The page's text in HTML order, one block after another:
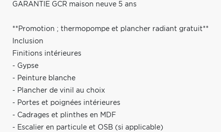
GARANTIE GCR maison neuve 5 ans
**Promotion ; thermopompe et plancher radiant gratuit**
Inclusion
Finitions intérieures
- Gypse
- Peinture blanche
- Plancher de vinil au choix
- Portes et poignées intérieures
- Cadrages et plinthes en MDF
- Escalier en particule et OSB (si applicable)